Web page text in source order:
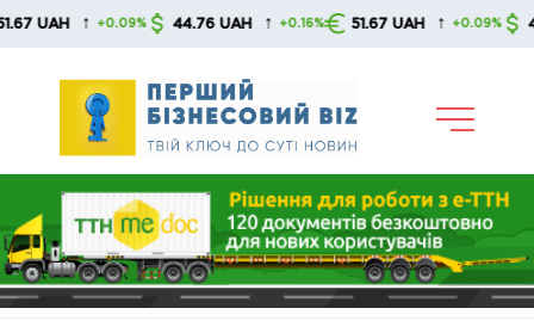
Skip
↑ +0.09% 44.76 UAH ↑ +0.16% 51.67 UAH ↑ +0.09% 44.76 UAH